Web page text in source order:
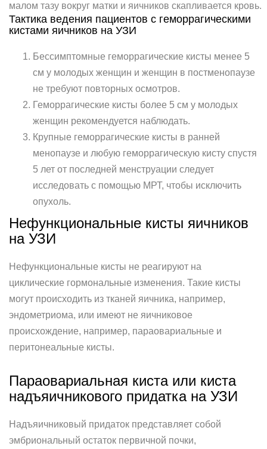
малом тазу вокруг матки и яичников скапливается кровь.
Тактика ведения пациентов с геморрагическими
кистами яичников на УЗИ
Бессимптомные геморрагические кисты менее 5
см у молодых женщин и женщин в постменопаузе
не требуют повторных осмотров.
Геморрагические кисты более 5 см у молодых
женщин рекомендуется наблюдать.
Крупные геморрагические кисты в ранней
менопаузе и любую геморрагическую кисту спустя
5 лет от последней менструации следует
исследовать с помощью МРТ, чтобы исключить
опухоль.
Нефункциональные кисты яичников
на УЗИ
Нефункциональные кисты не реагируют на
циклические гормональные изменения. Такие кисты
могут происходить из тканей яичника, например,
эндометриома, или имеют не яичниковое
происхождение, например, параовариальные и
перитонеальные кисты.
Параовариальная киста или киста
надъяичникового придатка на УЗИ
Надъяичниковый придаток представляет собой
эмбриональный остаток первичной почки,